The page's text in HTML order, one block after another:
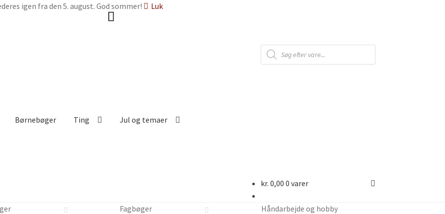
igen fra den 5. august. God sommer! Luk
Products
search
Børnebøger Ting Jul og temaer
kr. 0,00 0 varer
Fagbøger
Håndarbejde og hobby